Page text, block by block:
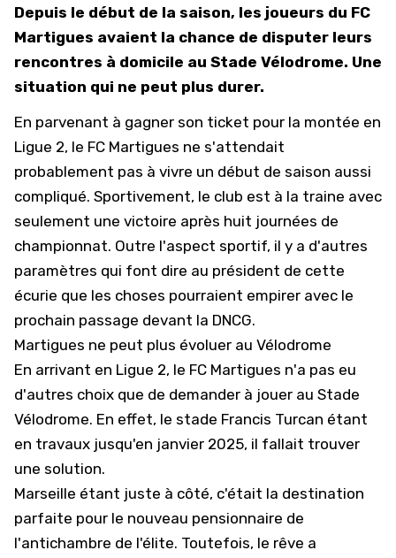
Depuis le début de la saison, les joueurs du FC
Martigues avaient la chance de disputer leurs
rencontres à domicile au Stade Vélodrome. Une
situation qui ne peut plus durer.
En parvenant à gagner son ticket pour la montée en
Ligue 2, le FC Martigues ne s'attendait
probablement pas à vivre un début de saison aussi
compliqué. Sportivement, le club est à la traine avec
seulement une victoire après huit journées de
championnat. Outre l'aspect sportif, il y a d'autres
paramètres qui font dire au président de cette
écurie que les choses pourraient empirer avec le
prochain passage devant la DNCG.
Martigues ne peut plus évoluer au Vélodrome
En arrivant en Ligue 2, le FC Martigues n'a pas eu
d'autres choix que de demander à jouer au Stade
Vélodrome. En effet, le stade Francis Turcan étant
en travaux jusqu'en janvier 2025, il fallait trouver
une solution.
Marseille étant juste à côté, c'était la destination
parfaite pour le nouveau pensionnaire de
l'antichambre de l'élite. Toutefois, le rêve a